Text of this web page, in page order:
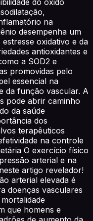
na
desempenha um
oxidativo e da
antioxidantes e
a SOD2 e
promovidas pelo
essencial na
da função vascular. A
pode abrir caminho
da saúde
dos
terapêuticos
na controle
O exercício físico
arterial e na
artigo revelador!
arterial elevada é
doenças vasculares
que homens e